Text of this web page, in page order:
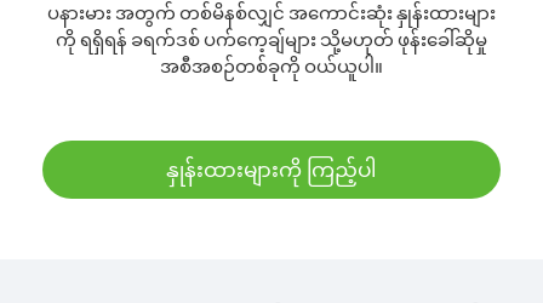
ပနားမား အတွက် တစ်မိနစ်လျှင် အကောင်းဆုံး နှုန်းထားများ
ကို ရရှိရန် ခရက်ဒစ် ပက်ကေ့ချ်များ သို့မဟုတ် ဖုန်းခေါ်ဆိုမှု
အစီအစဉ်တစ်ခုကို ဝယ်ယူပါ။
နှုန်းထားများကို ကြည့်ပါ